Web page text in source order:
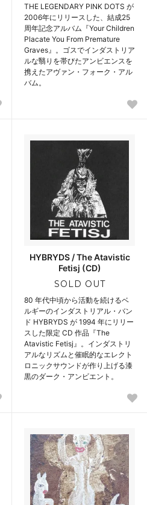
THE LEGENDARY PINK DOTS が
2006年にリリースした、結成25
周年記念アルバム『Your Children
Placate You From Premature
Graves』。ゴスでインダストリア
ルな翳りを帯びたアンビエンスを
携えたアヴァン・フォーク・アル
バム。
HYBRYDS / The Atavistic
Fetisj (CD)
SOLD OUT
80 年代中頃から活動を続けるベ
ルギーのインダストリアル・バン
ド HYBRYDS が 1994 年にリリー
スした限定 CD 作品『The
Atavistic Fetisj』。インダストリ
アルなリズムと催眠的なエレクト
ロニックサウンドが作り上げる漆
黒のダーク・アンビエント。